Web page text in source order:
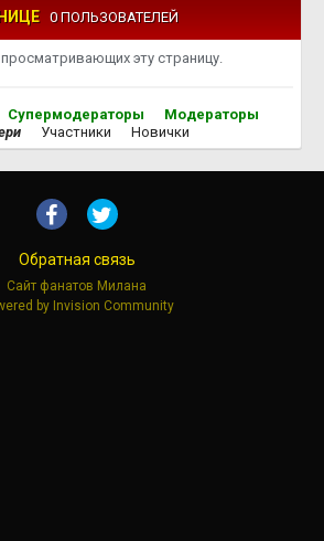
0 ПОЛЬЗОВАТЕЛЕЙ
эту страницу.
Супермодераторы
Модераторы
Участники Новички
Обратная связь
Сайт фанатов Милана
by Invision Community